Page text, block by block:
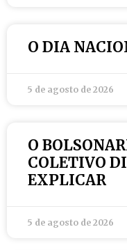
O DIA
5 de agosto de 2026
O
COLETIVO
EXPLICAR
5 de agosto de 2026